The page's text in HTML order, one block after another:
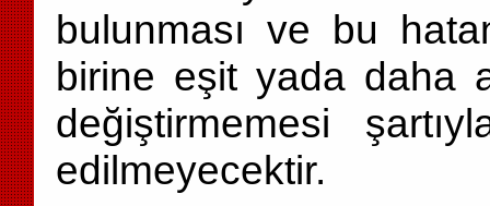
bulunması ve bu
birine eşit yada daha
değiştirmemesi
edilmeyecektir.